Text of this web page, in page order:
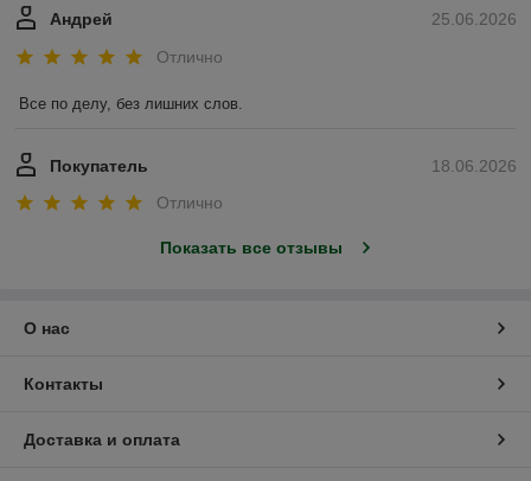
25.06.2026
Андрей
Отлично
Все по делу, без лишних слов.
18.06.2026
Покупатель
Отлично
Показать все отзывы
О нас
Контакты
Доставка и оплата